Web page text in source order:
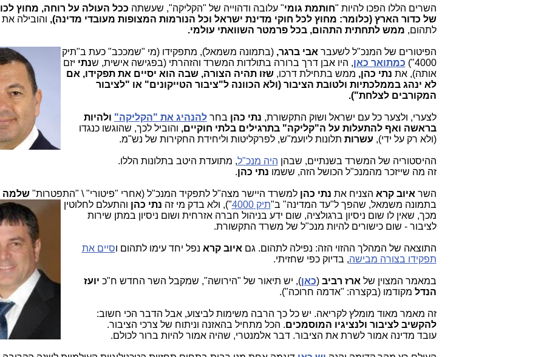
השרים הללו הפכו להיות "חותמת גומי" עלובה ודהוייה של "הקליקה", שעשתה ככל העולה על רוחה, מחוץ
של כדור הארץ (כלומר: מחוץ לכל חוקי מדינת ישראל וכל הנורמות המצופות מעובדי מדינה), והובילה
לתהום, ממש לתחתית התהום, בכל פרמטר השוואתי עולמי.
הפיטורים של המנכ"ל לשעבר אבי ברגר, (בתמונה משמאל), מתפקידו (מי "שמככב" כעת ב"תיק
4000")
כמתואר כאן, היו אבן דרך ברורה בתולדות המשרד והזהרתי (בפגישה אישית, שנתי יזם
אותה), את נתי כהן, ממש בתחילת דרכו,שזו תהיה הצורה, שבה הוא יסיים את תפקידו, אם
לא ינהג בממלכתיות ולטובת הציבור (ולא הכוונה ל"ציבור הטייקונים" או "לציבור
המקורבים לצלחת").
לצערי, ולצער כל עם ישראל ושוק התקשורת, נתי כהן בחרלהנהיג את "הקליקה" ולהיות
בראשה ואף להתעלות על ה"קליקה" בתרגילים בלתי חוקיים, והוביל לכך, שהוגשו כנגדו
(ולא רק על ידי), עשרות תלונות ליועמ"ש, לפרקליטות וליחידת החקירות של נש"מ.
ההיסטוריה של המשרד בשנתיים, שבהן היה מנכ"ל, מתועדת היטב בתלונות הללו.
זה מה שייזכר מהמנכ"ל הכושל הזה, ששמו נתי כהן.
השר איוב קרא הצניח את נתי כהן למשרד היישר מצה"ל לתפקיד המנכ"ל (אחרי "פיטורי" \ "התפטרות"שלמה
בתמונה משמאל, שהפך ל"עד המדינה" ב"תיק 4000 "), ולא בדק מי זה נתי כהן והתעלם לחלוטין
מכך, שאין לו שום ניסיון ברגולציה, שום ידע בניהול חברה אזרחית ושום ניסיון במתן שירות
לציבור - שום כישורים להיות מנכ"ל של משרד התקשורת.
התוצאה של המהלך ההזוי הזה: נפילה לתהום. גם איוב קרא נפל יחד עימו לתהום וסיים את
תפקידו בצורה מבישה, בדיוק כפי שחזיתי.
במאמר המצוין של ארז רביב (כאן), יש תיאור של "הירושה", שמקבל השר החדש ח"כ יועז
הנדל מקודמו (בקצרה: "אדמה חרוכה").
זה מאמר מאוד מומלץ לקריאה. יש כל כך הרבה משימות לביצוע, אבל הדבר הכי חשוב:
להקשיב לציבור ולנציגיו המוסמכים. הכל מתחיל בהאזנה וניתוח של צרכי הציבור.
עובד מדינה אמור לשרת את הציבור. דבר אלמנטרי, שהיה אמור להיות ברור לכולם.